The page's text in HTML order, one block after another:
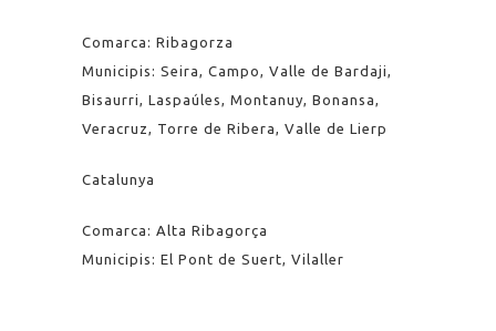
Comarca: Ribagorza
Municipis: Seira, Campo, Valle de Bardaji,
Bisaurri, Laspaúles, Montanuy, Bonansa,
Veracruz, Torre de Ribera, Valle de Lierp
Catalunya
Comarca: Alta Ribagorça
Municipis: El Pont de Suert, Vilaller